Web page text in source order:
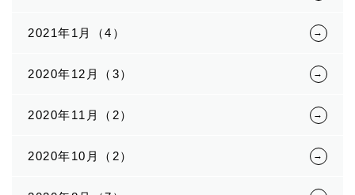
2021年1月（4）
2020年12月（3）
2020年11月（2）
2020年10月（2）